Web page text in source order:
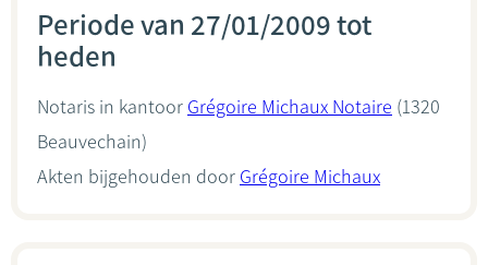
Periode van 27/01/2009 tot
heden
Notaris in kantoor Grégoire Michaux Notaire (1320
Beauvechain)
Akten bijgehouden door Grégoire Michaux